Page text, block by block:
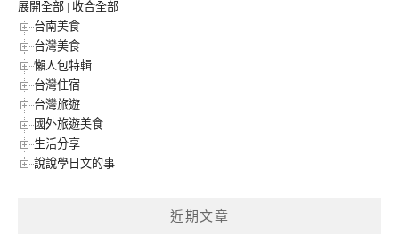
展開全部 | 收合全部
台南美食
台灣美食
懶人包特輯
台灣住宿
台灣旅遊
國外旅遊美食
生活分享
說說學日文的事
近期文章